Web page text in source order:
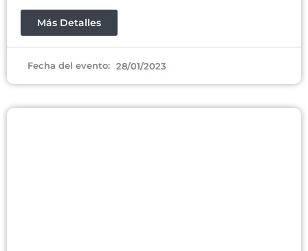
Más Detalles
Fecha del evento: 28/01/2023